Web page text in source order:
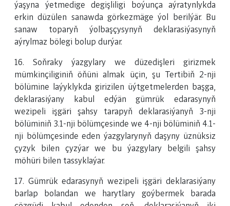
ýaşyna ýetmedige degişliligi boýunça aýratynlykda
erkin düzülen sanawda görkezmäge ýol berilýär. Bu
sanaw toparyň ýolbaşçysynyň deklarasiýasynyň
aýrylmaz bölegi bolup durýar.
16. Soňraky ýazgylary we düzedişleri girizmek
mümkinçiliginiň öňüni almak üçin, şu Tertibiň 2-nji
bölümine laýyklykda girizilen üýtgetmelerden başga,
deklarasiýany kabul edýän gümrük edarasynyň
wezipeli işgäri şahsy tarapyň deklarasiýanyň 3-nji
bölüminiň 3.1-nji bölümçesinde we 4-nji bölüminiň 4.1-
nji bölümçesinde eden ýazgylarynyň daşyny üznüksiz
çyzyk bilen çyzýar we bu ýazgylary belgili şahsy
möhüri bilen tassyklaýar.
17. Gümrük edarasynyň wezipeli işgäri deklarasiýany
barlap bolandan we harytlary goýbermek barada